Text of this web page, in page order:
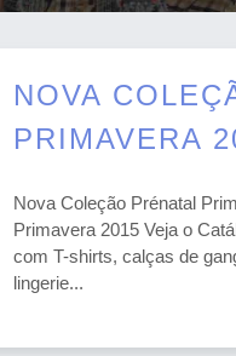
NOVA
PRIMAVERA
Nova Coleção Prénatal
Primavera 2015 Veja o
com T-shirts, calças de
lingerie...